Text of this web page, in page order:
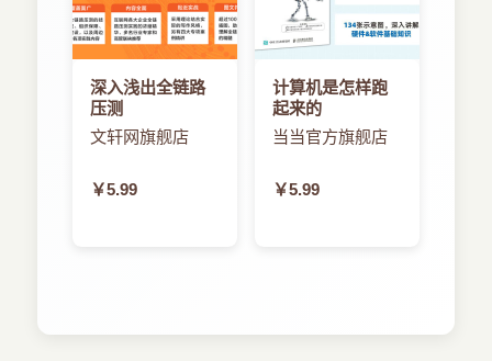
3.2.1项目创建/
3.2.2产品和设备/
3.2.3空间/
3.2.4账号/
3.3Web可视化开发/
3.3.1Web应用编辑器/
3.3.3组件/
3.4.2移动端应用设置/
深度挖掘和分析）。
由此可见，未来的物联网领域分工越来越明确，环
能构建一个真正实用，可落地的物联网项目，所以
低代码开发或零代码的开发方式在此种大形势和大
环境下应运而生。毕竟物联网系统的整体设计、实
公司），如果再像传统工业自动化项目那样开发和
化，成功实现仅在一个单芯片（MCU）就可以运行
深入浅出全链路
压测
文轩网旗舰店
￥5.99
计算机是怎样跑
起来的
当当官方旗舰店
￥5.99